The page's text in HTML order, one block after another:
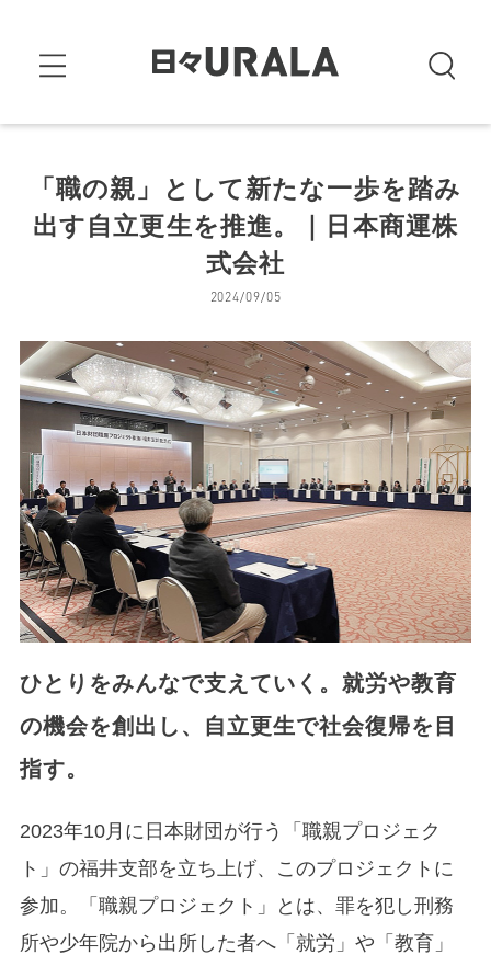
「職の親」として新たな一歩を踏み
出す自立更生を推進。｜日本商運株
式会社
2024/09/05
ひとりをみんなで支えていく。就労や教育
の機会を創出し、自立更生で社会復帰を目
指す。
2023年10月に日本財団が行う「職親プロジェク
ト」の福井支部を立ち上げ、このプロジェクトに
参加。「職親プロジェクト」とは、罪を犯し刑務
所や少年院から出所した者へ「就労」や「教育」